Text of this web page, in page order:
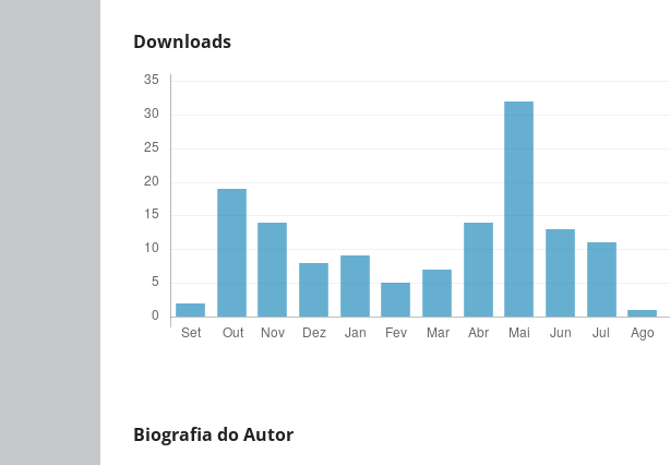
Downloads
Biografia do Autor